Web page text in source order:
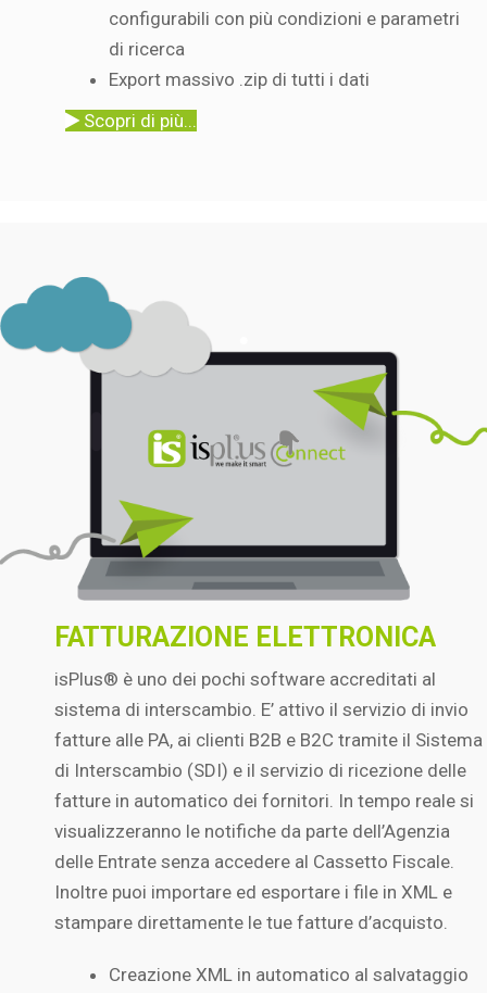
configurabili con più condizioni e parametri
di ricerca
Export massivo .zip di tutti i dati
Scopri di più...
FATTURAZIONE ELETTRONICA
isPlus® è uno dei pochi software accreditati al
sistema di interscambio. E’ attivo il servizio di invio
fatture alle PA, ai clienti B2B e B2C tramite il Sistema
di Interscambio (SDI) e il servizio di ricezione delle
fatture in automatico dei fornitori. In tempo reale si
visualizzeranno le notifiche da parte dell’Agenzia
delle Entrate senza accedere al Cassetto Fiscale.
Inoltre puoi importare ed esportare i file in XML e
stampare direttamente le tue fatture d’acquisto.
Creazione XML in automatico al salvataggio